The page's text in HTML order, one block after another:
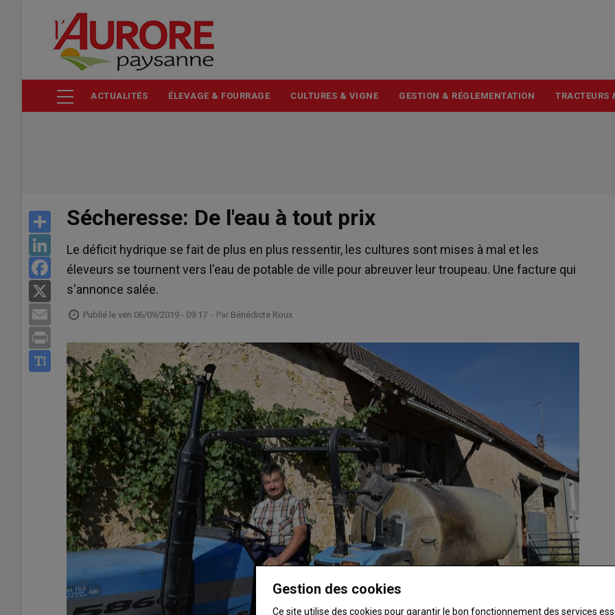
contenu
ACTUALITÉS ÉLEVAGE & FOURRAGE CULTURES & VIGNE GESTION & RÉGLEMENTATION TRACTEURS
Share
LinkedIn
Facebook
Email
Sécheresse: De l'eau à tout prix
Le déficit hydrique se fait de plus en plus ressentir, les cultures sont mises à mal et les
éleveurs se tournent vers l'eau de potable de ville pour abreuver leur troupeau. Une facture qui
s'annonce salée.
Publié le ven 06/09/2019 - 09:17 - Par Bénédicte Roux
Gestion des cookies
Ce site utilise des cookies pour garantir le bon fonctionnement des services